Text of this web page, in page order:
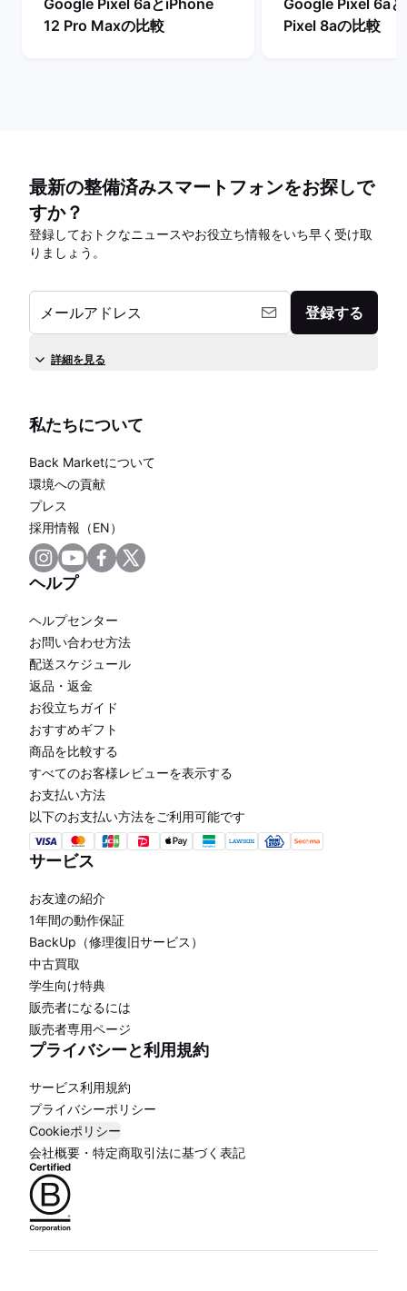
Google Pixel 6aとiPhone
12 Pro Maxの比較
Google Pixel 6a
Pixel 8aの比較
最新の整備済みスマートフォンをお探しで
すか？
登録しておトクなニュースやお役立ち情報をいち早く受け取
りましょう。
メールアドレス 登録する
詳細を見る
私たちについて
Back Marketについて
環境への貢献
プレス
採用情報（EN）
ヘルプ
ヘルプセンター
お問い合わせ方法
配送スケジュール
返品・返金
お役立ちガイド
おすすめギフト
商品を比較する
すべてのお客様レビューを表示する
お支払い方法
以下のお支払い方法をご利用可能です
サービス
お友達の紹介
1年間の動作保証
BackUp（修理復旧サービス）
中古買取
学生向け特典
販売者になるには
販売者専用ページ
プライバシーと利用規約
サービス利用規約
プライバシーポリシー
Cookieポリシー
会社概要・特定商取引法に基づく表記